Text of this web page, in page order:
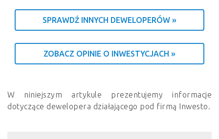
SPRAWDŹ INNYCH DEWELOPERÓW »
ZOBACZ OPINIE O INWESTYCJACH »
W niniejszym artykule prezentujemy informacje
dotyczące dewelopera działającego pod firmą Inwesto.